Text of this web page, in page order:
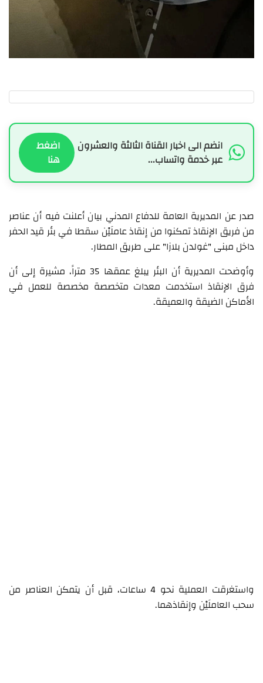
انضم الى اخبار القناة الثالثة والعشرون
عبر خدمة واتساب...
اضغط
هنا
صدر عن المديرية العامة للدفاع المدني بيان أعلنت فيه أن عناصر
من فريق الإنقاذ تمكنوا من إنقاذ عاملَيْن سقطا في بئر قيد الحفر
داخل مبنى "غولدن بلازا" على طريق المطار.
وأوضحت المديرية أن البئر يبلغ عمقها 35 متراً، مشيرة إلى أن
فرق الإنقاذ استخدمت معدات متخصصة مخصصة للعمل في
الأماكن الضيقة والعميقة.
واستغرقت العملية نحو 4 ساعات، قبل أن يتمكن العناصر من
سحب العاملَيْن وإنقاذهما.